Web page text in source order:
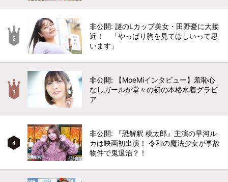
非公開: 謎のLカップ美女・田野憂に大接
近！ 「やっぱり胸を見てほしいって思
います」
非公開: 【MoeMiインタビュー】羞恥心
なしガールが堂々の初の本格水着グラビ
ア
4
非公開: 『恐解釈 桃太郎』主演の早河ル
カは映画初出演！ 令和の魔法少女が事故
物件で鬼退治？！